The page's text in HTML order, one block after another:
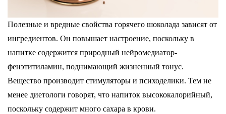
Полезные и вредные свойства горячего шоколада зависят от
ингредиентов. Он повышает настроение, поскольку в
напитке содержится природный нейромедиатор-
фенэтитиламин, поднимающий жизненный тонус.
Вещество производит стимуляторы и психоделики. Тем не
менее диетологи говорят, что напиток высококалорийный,
поскольку содержит много сахара в крови.